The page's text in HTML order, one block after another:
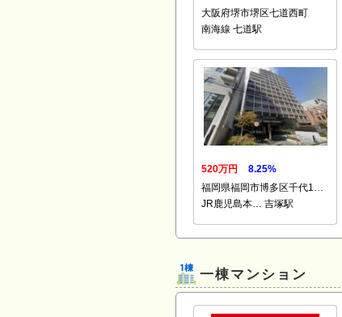
大阪府堺市堺区七道西町
南海線 七道駅
520万円
8.25%
福岡県福岡市博多区千代1…
JR鹿児島本… 吉塚駅
一棟マンション